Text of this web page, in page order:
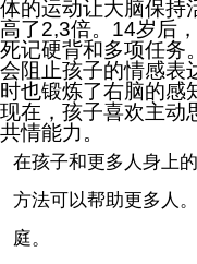
体的运动让大脑保持
高了2,3倍。14岁后
死记硬背和多项任务
会阻止孩子的情感表
时也锻炼了右脑的感
现在，孩子喜欢主动
共情能力。
在孩子和更多人身上
方法可以帮助更多人
庭。